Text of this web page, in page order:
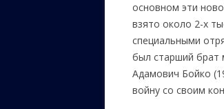
основном эти
взято около 2-х
специальными
был старший брат
Адамович Бойко
войну со своим